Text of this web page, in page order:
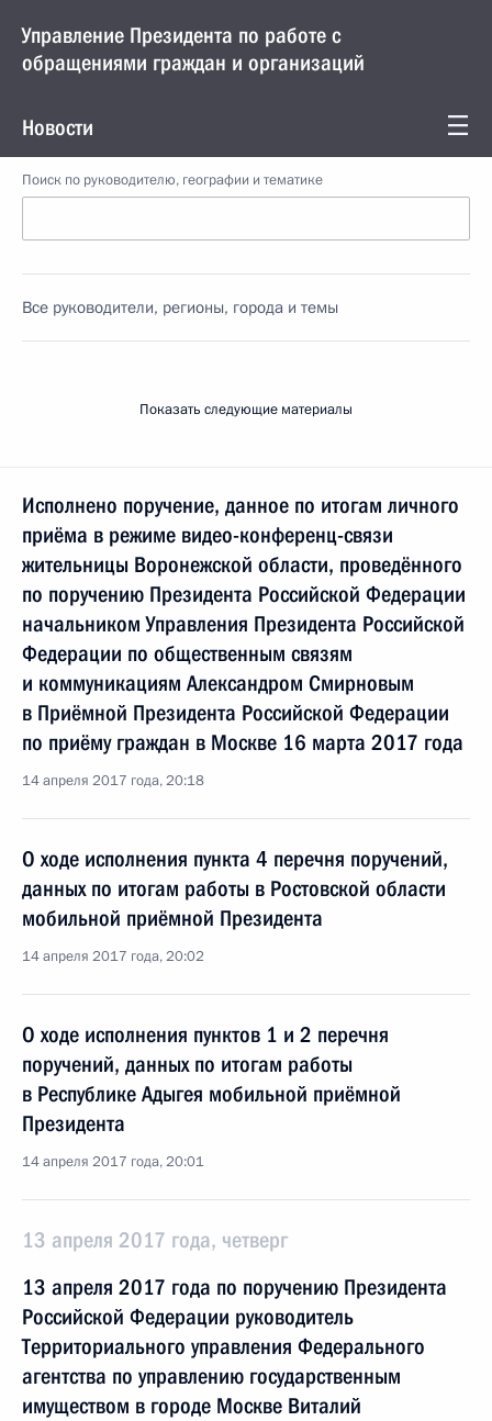
Управление Президента по работе с
обращениями граждан и организаций
Новости
Поиск по руководителю, географии и тематике
Все руководители, регионы, города и темы
Показать следующие материалы
Исполнено поручение, данное по итогам личного
приёма в режиме видео-конференц-связи
жительницы Воронежской области, проведённого
по поручению Президента Российской Федерации
начальником Управления Президента Российской
Федерации по общественным связям
и коммуникациям Александром Смирновым
в Приёмной Президента Российской Федерации
по приёму граждан в Москве 16 марта 2017 года
14 апреля 2017 года, 20:18
О ходе исполнения пункта 4 перечня поручений,
данных по итогам работы в Ростовской области
мобильной приёмной Президента
14 апреля 2017 года, 20:02
О ходе исполнения пунктов 1 и 2 перечня
поручений, данных по итогам работы
в Республике Адыгея мобильной приёмной
Президента
14 апреля 2017 года, 20:01
13 апреля 2017 года, четверг
13 апреля 2017 года по поручению Президента
Российской Федерации руководитель
Территориального управления Федерального
агентства по управлению государственным
имуществом в городе Москве Виталий